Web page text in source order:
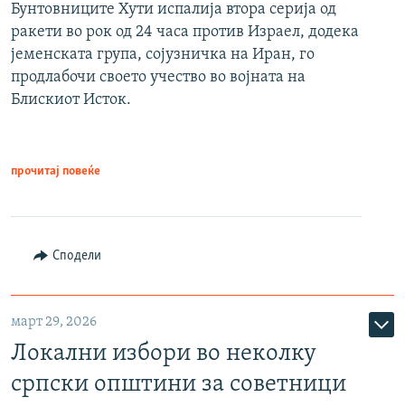
Бунтовниците Хути испалија втора серија од
ракети во рок од 24 часа против Израел, додека
јеменската група, сојузничка на Иран, го
продлабочи своето учество во војната на
Блискиот Исток.
прочитај повеќе
Сподели
март 29, 2026
Локални избори во неколку
српски општини за советници